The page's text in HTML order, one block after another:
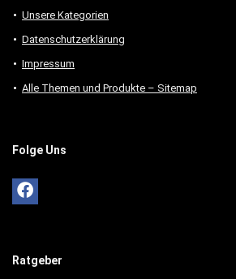
Unsere Kategorien
Datenschutzerklärung
Impressum
Alle Themen und Produkte – Sitemap
Folge Uns
Ratgeber